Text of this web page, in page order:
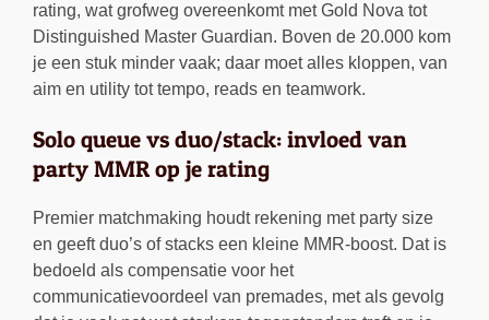
rating, wat grofweg overeenkomt met Gold Nova tot
Distinguished Master Guardian. Boven de 20.000 kom
je een stuk minder vaak; daar moet alles kloppen, van
aim en utility tot tempo, reads en teamwork.
Solo queue vs duo/stack: invloed van
party MMR op je rating
Premier matchmaking houdt rekening met party size
en geeft duo’s of stacks een kleine MMR-boost. Dat is
bedoeld als compensatie voor het
communicatievoordeel van premades, met als gevolg